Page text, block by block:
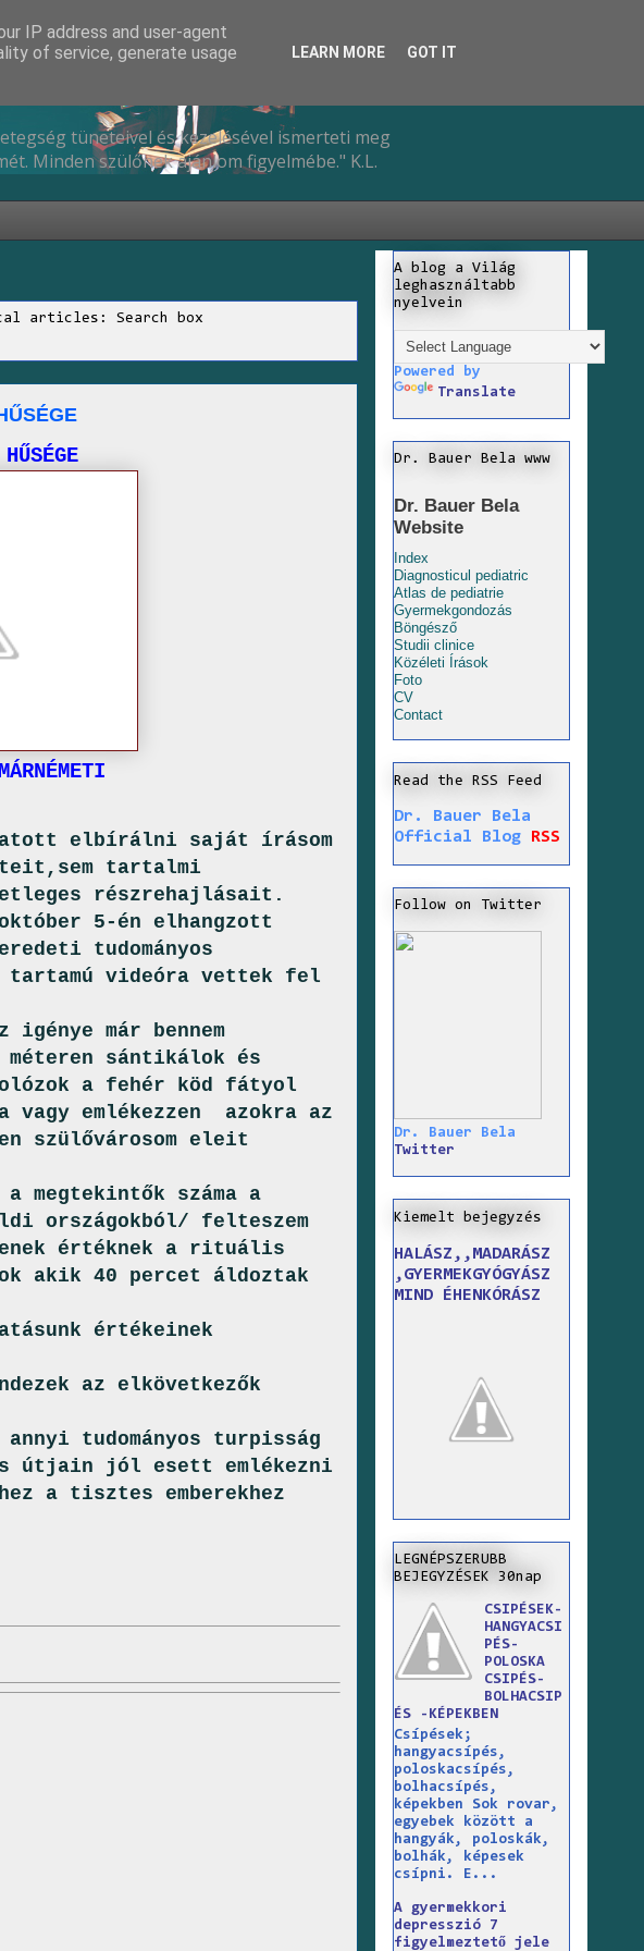
tüneteivel és kezelésével ismerteti meg
Minden szülőnek ajánlom figyelmébe." K.L.
articles: Search box
elbírálni saját írásom
tartalmi
részrehajlásait.
5-én elhangzott
tudományos
tartamú videóra vettek fel
már bennem
sántikálok és
a fehér köd fátyol
vagy emlékezzen azokra az
szülővárosom eleit
megtekintők száma a
országokból/ felteszem
értéknek a rituális
akik 40 percet áldoztak
értékeinek
az elkövetkezők
tudományos turpisság
útjain jól esett emlékezni
a tisztes emberekhez
A blog a Világ
leghasználtabb
nyelvein
Powered by
Translate
Dr. Bauer Bela www
Dr. Bauer Bela
Website
Index
Diagnosticul pediatric
Atlas de pediatrie
Gyermekgondozás
Böngésző
Studii clinice
Közéleti Írások
Foto
CV
Contact
Read the RSS Feed
Dr. Bauer Bela
Official Blog
RSS
Follow on Twitter
Dr. Bauer Bela
Twitter
Kiemelt bejegyzés
HALÁSZ,,MADARÁSZ
,GYERMEKGYÓGYÁSZ
MIND ÉHENKÓRÁSZ
LEGNÉPSZERUBB
BEJEGYZÉSEK 30nap
CSIPÉSEK-
HANGYACSI
PÉS-
POLOSKA
CSIPÉS-
BOLHACSIP
ÉS -KÉPEKBEN
Csípések;
hangyacsípés,
poloskacsípés,
bolhacsípés,
képekben Sok rovar,
egyebek között a
hangyák, poloskák,
bolhák, képesek
csípni. E...
A gyermekkori
depresszió 7
figyelmeztető jele
IP address and user-agent
of service, generate usage
LEARN MORE GOT IT